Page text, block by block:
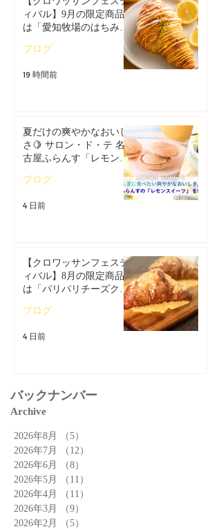
ィバル】9月の限定商品
は「愛知牧場のはちみつ
ン」🥐
ブログ
19 時間前
夏だけの爽やかなおいし
さ🍋 サロン・ド・テ 名
古屋ふらんす「レモンス
ブログ
4 日前
【クロワッサンフェステ
ィバル】8月の限定商品
は「パリパリチーズクロ
ブログ
4 日前
バックナンバー
Archive
2026年8月 （5）
2026年7月
（12）
2026年6月
（8）
2026年5月
（11）
2026年4月
（11）
2026年3月
（9）
2026年2月
（5）